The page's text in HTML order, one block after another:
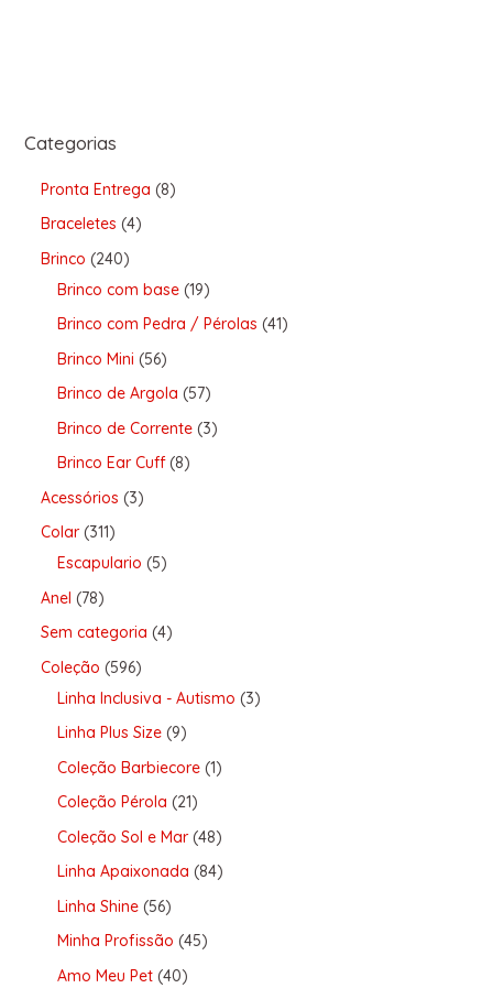
Categorias
Pronta Entrega 8
Braceletes 4
Brinco 240
Brinco com base 19
Brinco com Pedra / Pérolas 41
Brinco Mini 56
Brinco de Argola 57
Brinco de Corrente 3
Brinco Ear Cuff 8
Acessórios 3
Colar 311
Escapulario 5
Anel 78
Sem categoria 4
Coleção 596
Linha Inclusiva - Autismo 3
Linha Plus Size 9
Coleção Barbiecore 1
Coleção Pérola 21
Coleção Sol e Mar 48
Linha Apaixonada 84
Linha Shine 56
Minha Profissão 45
Amo Meu Pet 40